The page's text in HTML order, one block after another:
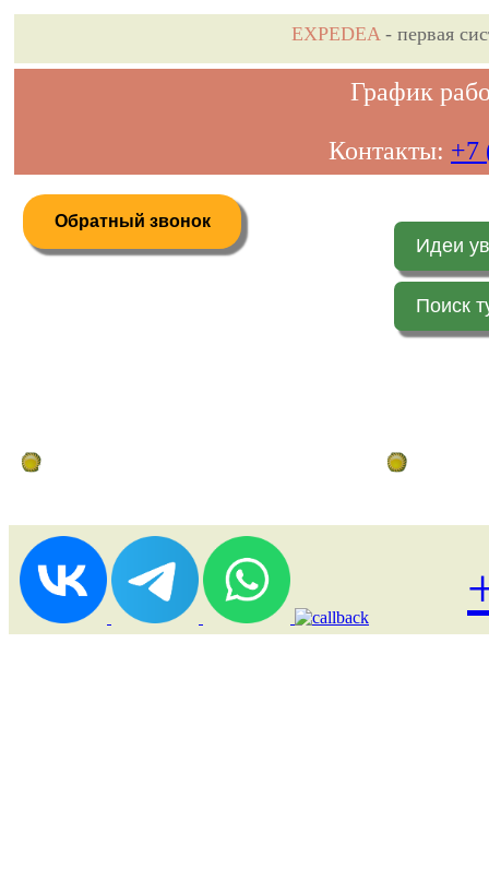
EXPEDEA- первая
График
Контакты: +7
Обратный звонок
Идеи
Поиск
Дистанционное бронирование туров